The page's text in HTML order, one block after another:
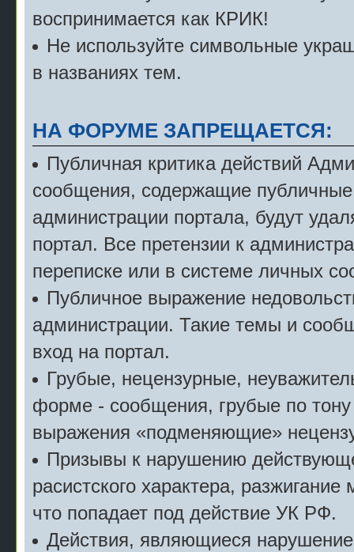
воспринимается как КРИК!
Не используйте символьные
в названиях тем.
НА ФОРУМЕ ЗАПРЕЩАЕТСЯ:
Публичная критика действий
сообщения, содержащие
администрации портала, будут
портал. Все претензии к
переписке или в системе личных
Публичное выражение
администрации. Такие темы и
вход на портал.
Грубые, нецензурные,
форме - сообщения, грубые по
выражения «подменяющие»
Призывы к нарушению
расистского характера,
что попадает под действие УК РФ.
Действия, являющиеся